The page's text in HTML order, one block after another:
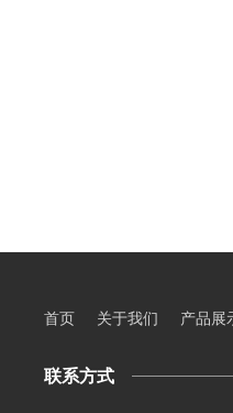
首页 关于我们 产品展
联系方式